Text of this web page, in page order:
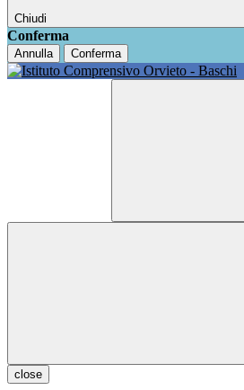
Chiudi
Conferma
Annulla Conferma
close